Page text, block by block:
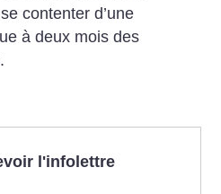
contenter d’une
à deux mois des
l'infolettre